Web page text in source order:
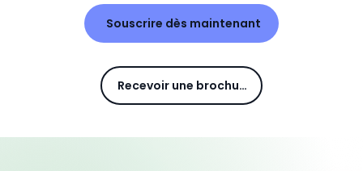
Souscrire dès maintenant
Recevoir une brochure